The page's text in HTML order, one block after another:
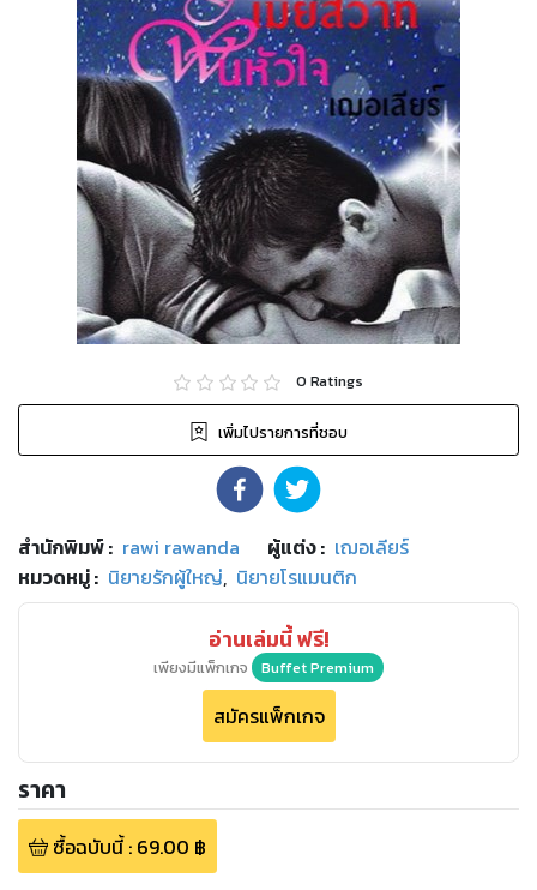
0 Ratings
เพิ่มไปรายการที่ชอบ
สำนักพิมพ์: rawi rawanda ผู้แต่ง : เฌอเลียร์
หมวดหมู่: นิยายรักผู้ใหญ่, นิยายโรแมนติก
อ่านเล่มนี้ ฟรี!
เพียงมีแพ็กเกจ Buffet Premium
สมัครแพ็กเกจ
ราคา
ซื้อฉบับนี้: 69.00 ฿